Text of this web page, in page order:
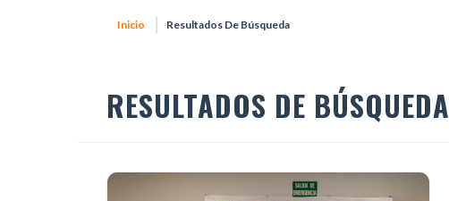
Inicio Resultados De Búsqueda
RESULTADOS DE BÚSQUEDA